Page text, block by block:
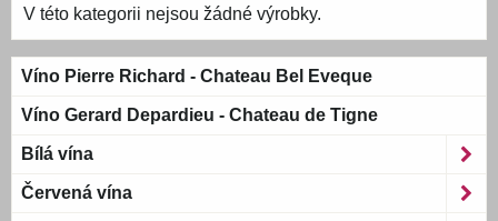
V této kategorii nejsou žádné výrobky.
Víno Pierre Richard - Chateau Bel Eveque
Víno Gerard Depardieu - Chateau de Tigne
Bílá vína
Červená vína